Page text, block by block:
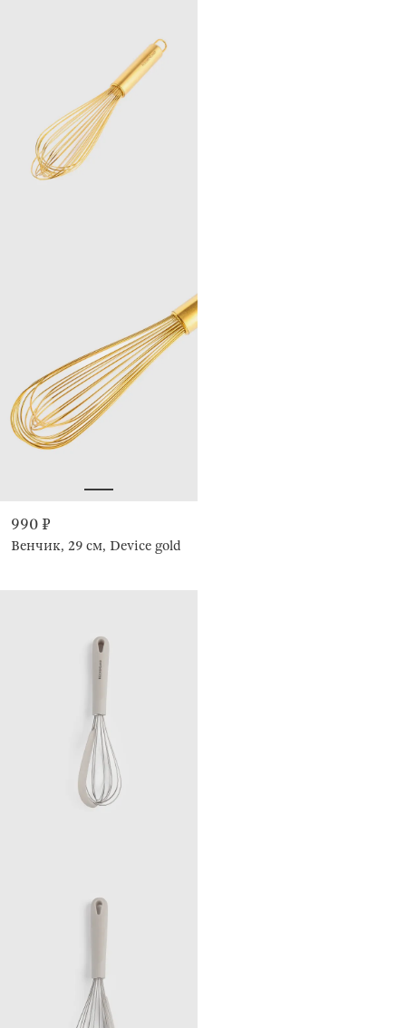
990 ₽
Венчик, 29 см, Device gold